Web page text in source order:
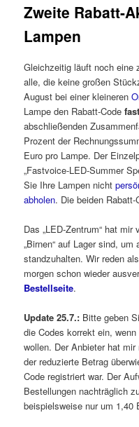
Zweite Rabatt-
Lampen
Gleichzeitig läuft noch eine
alle, die keine großen
August bei einer kleineren
Lampe den Rabatt-Code
abschließenden
Prozent der
Euro pro Lampe. Der
„Fastvoice-LED-Summer
Sie Ihre Lampen nicht
abholen. Die beiden
Das „LED-Zentrum“ hat
„Birnen“ auf Lager sind,
standzuhalten. Wir reden
morgen schon wieder
Bestellseite.
Update 25.7.: Bitte geben
die Codes korrekt ein,
wollen. Der Anbieter hat
der reduzierte Betrag
Code registriert war. Der
Bestellungen nachträglich
beispielsweise nur um 1,40